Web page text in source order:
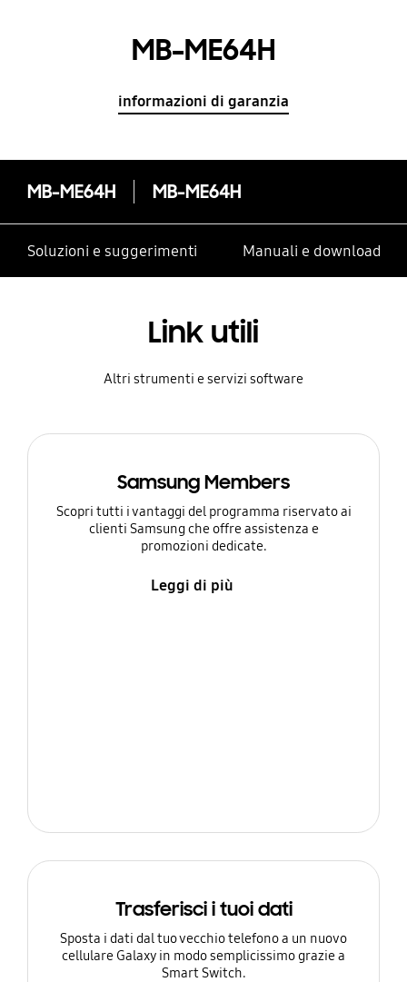
MB-ME64H
informazioni di garanzia
MB-ME64H MB-ME64H
Soluzioni e suggerimenti Manuali e download
Link utili
Altri strumenti e servizi software
Samsung Members
Scopri tutti i vantaggi del programma riservato ai
clienti Samsung che offre assistenza e
promozioni dedicate.
Leggi di più
Trasferisci i tuoi dati
Sposta i dati dal tuo vecchio telefono a un nuovo
cellulare Galaxy in modo semplicissimo grazie a
Smart Switch.